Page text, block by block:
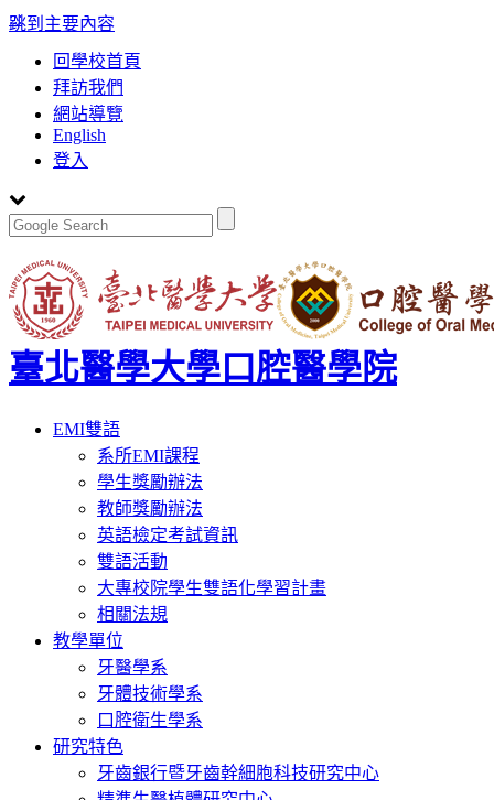
跳到主要內容
:::
回學校首頁
拜訪我們
網站導覽
English
登入
臺北醫學大學口腔醫學院
Toggle
navigation
EMI雙語
系所EMI課程
學生獎勵辦法
教師獎勵辦法
英語檢定考試資訊
雙語活動
大專校院學生雙語化學習計畫
相關法規
教學單位
牙醫學系
牙體技術學系
口腔衛生學系
研究特色
牙齒銀行暨牙齒幹細胞科技研究中心